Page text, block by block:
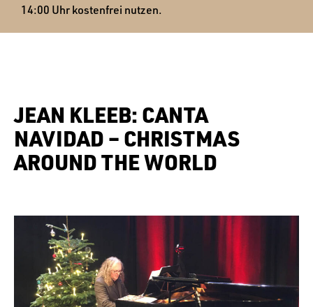
14:00 Uhr kostenfrei nutzen.
JEAN KLEEB: CANTA
NAVIDAD – CHRISTMAS
AROUND THE WORLD